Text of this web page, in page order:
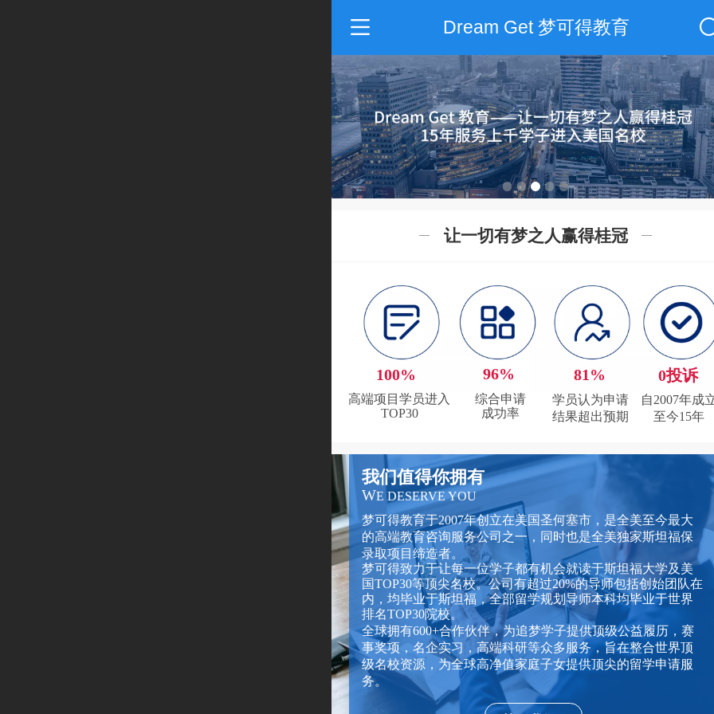
Dream Get 梦可得教育
让一切有梦之人赢得桂冠
100% 96% 81% 0投诉
高端项目学员进入
TOP30
综合申请
成功率
自2007年成
至今15年
学员认为申请
结果超出预期
我们值得你拥有
WE DESERVE YOU
梦可得教育于2007年创立在美国圣何塞市，是全美至今最大
的高端教育咨询服务公司之一，同时也是全美独家斯坦福保
录取项目缔造者。
梦可得致力于让每一位学子都有机会就读于斯坦福大学及美
国TOP30等顶尖名校。公司有超过20%的导师包括创始团队在
内，均毕业于斯坦福，全部留学规划导师本科均毕业于世界
排名TOP30院校。
全球拥有600+合作伙伴，为追梦学子提供顶级公益履历，赛
事奖项，名企实习，高端科研等众多服务，旨在整合世界顶
级名校资源，为全球高净值家庭子女提供顶尖的留学申请服
务。